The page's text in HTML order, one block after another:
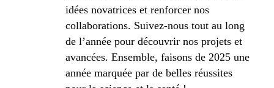
idées novatrices et renforcer nos
collaborations. Suivez-nous tout au long
de l’année pour découvrir nos projets et
avancées. Ensemble, faisons de 2025 une
année marquée par de belles réussites